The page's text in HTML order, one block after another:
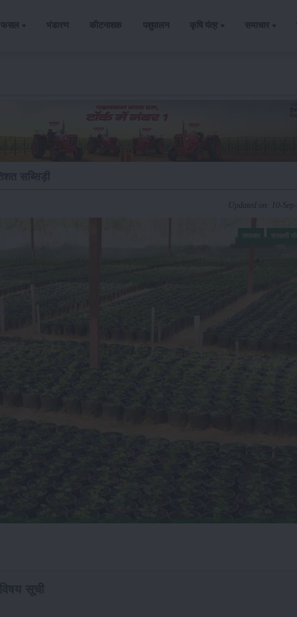
फसल भंडारण कीटनाशक पशुपालन कृषि यंत्र समाचार
Updated on: 10-Sep-